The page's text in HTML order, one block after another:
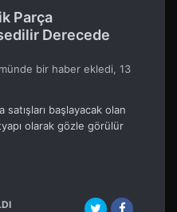
Parça
Derecede
bir haber ekledi, 13
başlayacak olan
olarak gözle görülür